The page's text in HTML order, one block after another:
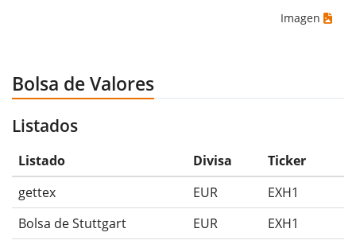
Imagen
Bolsa de Valores
Listados
Listado Divisa
Ticker
gettex
EUR
EXH1
Bolsa de Stuttgart
EUR
EXH1